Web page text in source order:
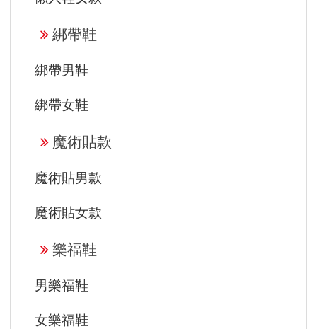
綁帶鞋
綁帶男鞋
綁帶女鞋
魔術貼款
魔術貼男款
魔術貼女款
樂福鞋
男樂福鞋
女樂福鞋